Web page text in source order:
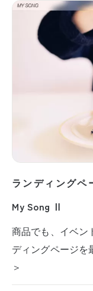
ランディングペ
My Song Ⅱ
商品でも、イベン
ディングページを
＞